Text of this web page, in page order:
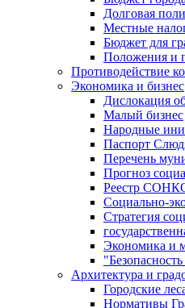
Долговая
Местные
Бюджет для
Положения и
Противодействие
Экономика и бизнес
Дислокация
Малый бизнес
Народные
Паспорт
Перечень
Прогноз
Реестр
Социально-
Стратегия
Экономика и
Архитектура и
Городские
Нормативы